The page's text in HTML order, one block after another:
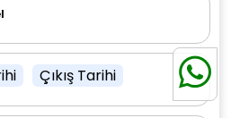
Çıkış Tarihi